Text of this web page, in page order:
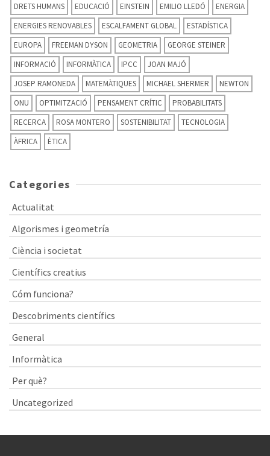
DRETS HUMANS
EDUCACIÓ EINSTEIN EMILIO LLEDÓ
ENERGIA
ENERGIES RENOVABLES
ESCALFAMENT GLOBAL
ESTADÍSTICA
EUROPA
FREEMAN DYSON GEOMETRIA
GEORGE STEINER
INFORMACIÓ
INFORMÀTICA IPCC
JOAN MAJÓ
JOSEP RAMONEDA
MATEMÀTIQUES MICHAEL SHERMER
NEWTON
ONU
OPTIMITZACIÓ PENSAMENT CRÍTIC
PROBABILITATS
RECERCA
ROSA MONTERO SOSTENIBILITAT
TECNOLOGIA
ÀFRICA
ÈTICA
Categories
Actualitat
Algorismes i geometría
Ciència i societat
Científics creatius
Cóm funciona?
Descobriments científics
General
Informàtica
Per què?
Uncategorized